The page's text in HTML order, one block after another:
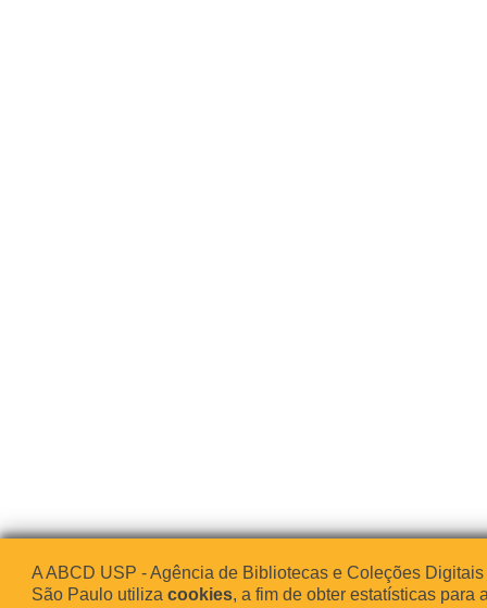
A ABCD USP - Agência de Bibliotecas e Coleções
São Paulo utiliza cookies, a fim de obter estatísticas para